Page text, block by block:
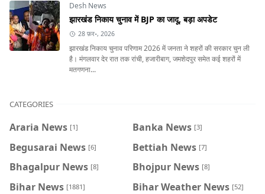
Desh News
झारखंड निकाय चुनाव में BJP का जादू, बड़ा अपडेट
28 फ़र॰, 2026
झारखंड निकाय चुनाव परिणाम 2026 में जनता ने शहरों की सरकार चुन ली
है। मंगलवार देर रात तक रांची, हजारीबाग, जमशेदपुर समेत कई शहरों में
मतगणना...
CATEGORIES
Araria News [1] Banka News [3]
Begusarai News [6] Bettiah News [7]
Bhagalpur News [8] Bhojpur News [8]
Bihar News [1881] Bihar Weather News [52]